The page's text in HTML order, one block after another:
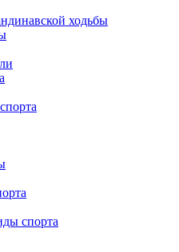
ходьбы
спорта